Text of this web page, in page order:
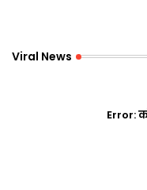
Viral News
Error: